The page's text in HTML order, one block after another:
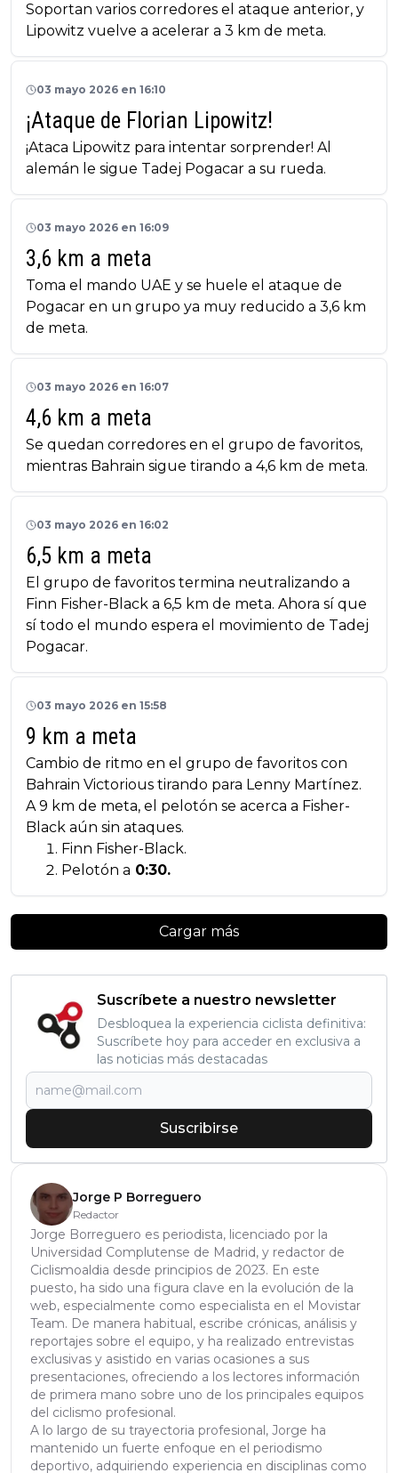
Soportan varios corredores el ataque anterior, y
Lipowitz vuelve a acelerar a 3 km de meta.
03 mayo 2026 en 16:10
¡Ataque de Florian Lipowitz!
¡Ataca Lipowitz para intentar sorprender! Al
alemán le sigue Tadej Pogacar a su rueda.
03 mayo 2026 en 16:09
3,6 km a meta
Toma el mando UAE y se huele el ataque de
Pogacar en un grupo ya muy reducido a 3,6 km
de meta.
03 mayo 2026 en 16:07
4,6 km a meta
Se quedan corredores en el grupo de favoritos,
mientras Bahrain sigue tirando a 4,6 km de meta.
03 mayo 2026 en 16:02
6,5 km a meta
El grupo de favoritos termina neutralizando a
Finn Fisher-Black a 6,5 km de meta. Ahora sí que
sí todo el mundo espera el movimiento de Tadej
Pogacar.
03 mayo 2026 en 15:58
9 km a meta
Cambio de ritmo en el grupo de favoritos con
Bahrain Victorious tirando para Lenny Martínez.
A 9 km de meta, el pelotón se acerca a Fisher-
Black aún sin ataques.
Finn Fisher-Black.
Pelotón a 0:30.
Cargar más
Suscríbete a nuestro newsletter
Desbloquea la experiencia ciclista definitiva:
Suscríbete hoy para acceder en exclusiva a
las noticias más destacadas
Suscribirse
Jorge P Borreguero
Redactor
Jorge Borreguero es periodista, licenciado por la
Universidad Complutense de Madrid, y redactor de
Ciclismoaldia desde principios de 2023. En este
puesto, ha sido una figura clave en la evolución de la
web, especialmente como especialista en el Movistar
Team. De manera habitual, escribe crónicas, análisis y
reportajes sobre el equipo, y ha realizado entrevistas
exclusivas y asistido en varias ocasiones a sus
presentaciones, ofreciendo a los lectores información
de primera mano sobre uno de los principales equipos
del ciclismo profesional.
A lo largo de su trayectoria profesional, Jorge ha
mantenido un fuerte enfoque en el periodismo
deportivo, adquiriendo experiencia en disciplinas como